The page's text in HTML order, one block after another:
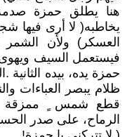
هنا يطلق حمزة
يخاطبه( لا أرى فيها
العسكر) ولأن
فيستعمل السيف
حمزة يده، بيده
ظلام يبصر العباءات
قطع شمس ٍ ممزقة
الرماح، على صدر